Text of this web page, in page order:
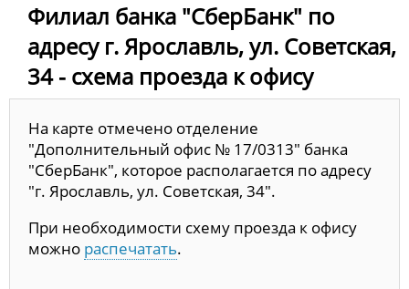
Филиал банка "СберБанк" по
адресу г. Ярославль, ул. Советская,
34 - схема проезда к офису
На карте отмечено отделение
"Дополнительный офис № 17/0313" банка
"СберБанк", которое располагается по адресу
"г. Ярославль, ул. Советская, 34".
При необходимости схему проезда к офису
можно распечатать.